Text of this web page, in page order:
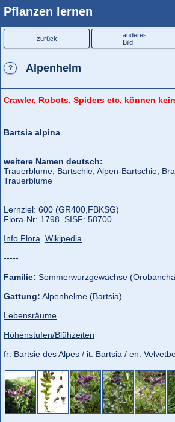
Pflanzen lernen
? Alpenhelm
zurück
anderes
Bild
Crawler, Robots, Spiders etc. können
Bartsia alpina
weitere Namen deutsch:
Trauerblume, Bartschie, Alpen-Bartschie,
Trauerblume
Lernziel: 600 (GR400, FBKSG)
Flora‑Nr: 1798 SISF: 58700
Info Flora Wikipedia
-----
Familie: Sommerwurzgewächse
Gattung: Alpenhelme (Bartsia)
Lebensräume
Höhenstufen/Blühzeiten
fr: Bartsie des Alpes / it: Bartsia / en: